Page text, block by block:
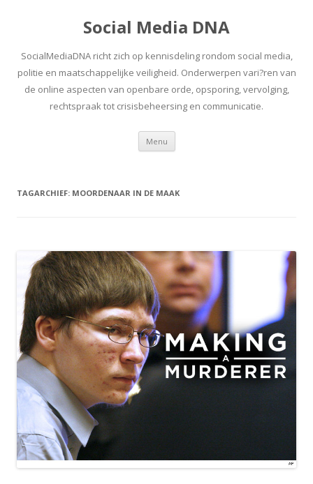
Social Media DNA
SocialMediaDNA richt zich op kennisdeling rondom social media,
politie en maatschappelijke veiligheid. Onderwerpen vari?ren van
de online aspecten van openbare orde, opsporing, vervolging,
rechtspraak tot crisisbeheersing en communicatie.
Menu Spring
inhoud
TAGARCHIEF: MOORDENAAR IN DE MAAK